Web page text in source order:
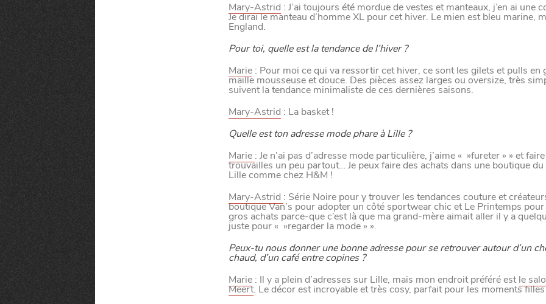
L
E
LE GUIDE DES FAMILLLES
VIVRE DANS LE NORD
L
E
S
D
E
R
N
I
È
R
E
S
A
C
T
S
D
U
O
R
Mary-Astrid : J’ai toujours été mordue de vestes et manteaux, j’en ai une
Je dirai le manteau d’homme XL pour cet hiver. Le mien est bleu marine,
England.
Pour toi, quelle est la tendance de l’hiver ?
Marie: Pour moi ce qui va ressortir cet hiver, ce sont les gilets et pulls en
maille mousseuse et douce. Des pièces assez larges ou oversize, très
suivent la tendance minimaliste de ces dernières saisons.
Mary-Astrid : La basket !
Quelle est ton adresse mode phare à Lille ?
Marie : Je n’ai pas d’adresse mode particulière, j’aime « »fureter » » et
trouvailles un peu partout… Je peux faire des achats dans une boutique
Lille comme chez H&M !
Mary-Astrid : Série Noire pour y trouver les tendances couture et
boutique Van’s pour adopter un côté sportwear chic et Le Printemps
gros achats parce-que c’est là que ma grand-mère aimait aller il y a
juste pour « »regarder la mode » ».
Peux-tu nous donner une bonne adresse pour se retrouver autour d’un
chaud, d’un café entre copines ?
Marie: Il y a plein d’adresses sur Lille, mais mon endroit préféré estle
Meert. Le décor est incroyable et très cosy, parfait pour les moments
Paramètres de